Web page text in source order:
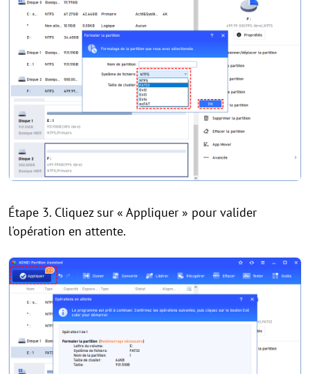
Étape 3. Cliquez sur « Appliquer » pour valider
l'opération en attente.